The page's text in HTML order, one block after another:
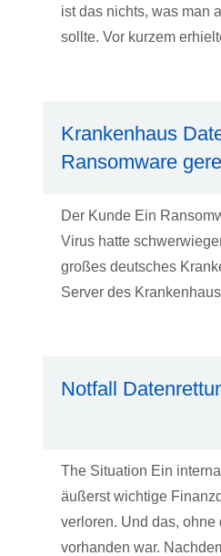
ist das nichts, was man
sollte. Vor kurzem
Krankenhaus
Ransomware
Der Kunde Ein
Virus hatte
großes deutsches
Server des
Notfall
The Situation Ein
äußerst wichtige
verloren. Und das,
vorhanden war.